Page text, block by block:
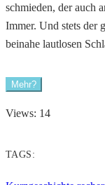
schmieden, der auch
Immer. Und stets der
beinahe lautlosen
Mehr?
Views: 14
TAGS: